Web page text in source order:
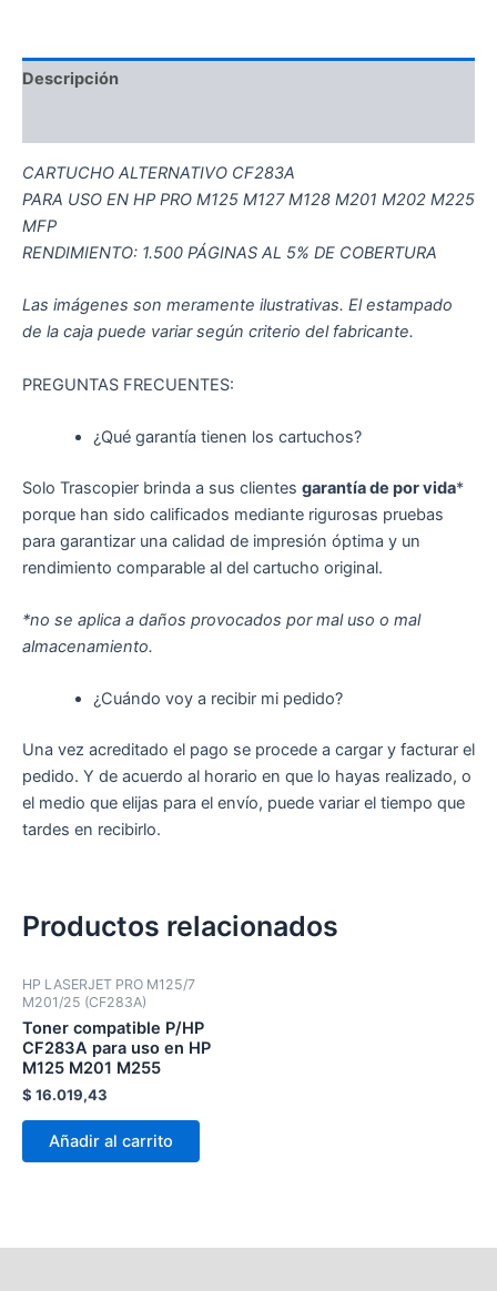
Descripción
CARTUCHO ALTERNATIVO CF283A
PARA USO EN HP PRO M125 M127 M128 M201 M202 M225
MFP
RENDIMIENTO: 1.500 PÁGINAS AL 5% DE COBERTURA
Las imágenes son meramente ilustrativas. El estampado
de la caja puede variar según criterio del fabricante.
PREGUNTAS FRECUENTES:
¿Qué garantía tienen los cartuchos?
Solo Trascopier brinda a sus clientes garantía de por vida*
porque han sido calificados mediante rigurosas pruebas
para garantizar una calidad de impresión óptima y un
rendimiento comparable al del cartucho original.
*no se aplica a daños provocados por mal uso o mal
almacenamiento.
¿Cuándo voy a recibir mi pedido?
Una vez acreditado el pago se procede a cargar y facturar el
pedido. Y de acuerdo al horario en que lo hayas realizado, o
el medio que elijas para el envío, puede variar el tiempo que
tardes en recibirlo.
Productos relacionados
HP LASERJET PRO M125/7
M201/25 (CF283A)
Toner compatible P/HP
CF283A para uso en HP
M125 M201 M255
$ 16.019,43
Añadir al carrito